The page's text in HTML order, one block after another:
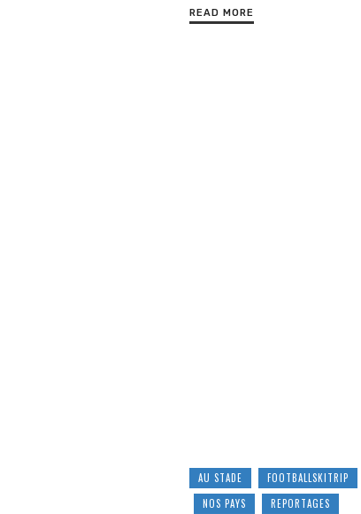
READ MORE
AU STADE
FOOTBALLSKITRIP
NOS PAYS
REPORTAGES